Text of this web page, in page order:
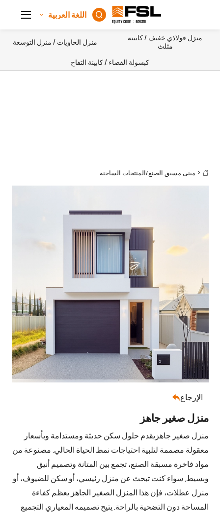
 اللغة العربية
منزل فولاذي خفيف / كابينة
مثلث
منزل الحاويات / منزل التوسعة
كبسولة الفضاء / كابينة التفاح
 مبنى مسبق الصنع/المنتجات الساخنة
الإرجاع
منزل صغير جاهز
منزل صغير جاهز يقدم حلول سكن حديثة ومستدامة وبأسعار
معقولة مصممة لتلبية احتياجات نمط الحياة الحالي. مصنوعة من
مواد فاخرة مسبقة الصنع، تجمع بين المتانة وتصميم أنيق
وبسيط. سواء كنت تبحث عن منزل رئيسي، أو سكن للضيوف، أو
منزل عطلات، فإن هذا المنزل الصغير الجاهز يعظم كفاءة
المساحة دون التضحية بالراحة. يتيح تصميمه المعياري التجميع